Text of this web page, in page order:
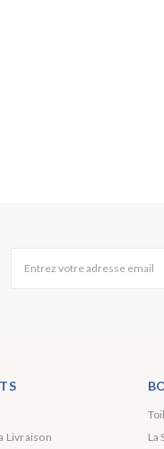
Entrez votre adresse email
Livraison
La